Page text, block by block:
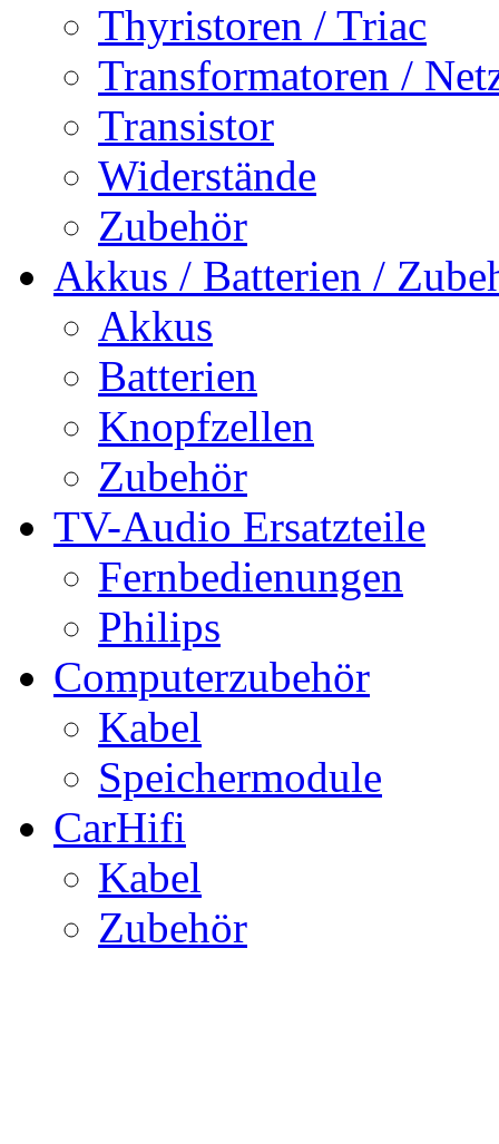
Thyristoren / Triac
Transformatoren /
Transistor
Widerstände
Zubehör
Akkus / Batterien /
Akkus
Batterien
Knopfzellen
Zubehör
TV-Audio Ersatzteile
Fernbedienungen
Philips
Computerzubehör
Kabel
Speichermodule
CarHifi
Kabel
Zubehör